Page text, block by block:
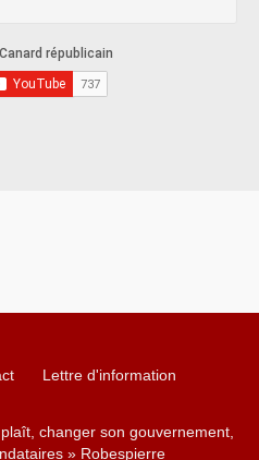
Lettre d'information
changer son gouvernement,
» Robespierre